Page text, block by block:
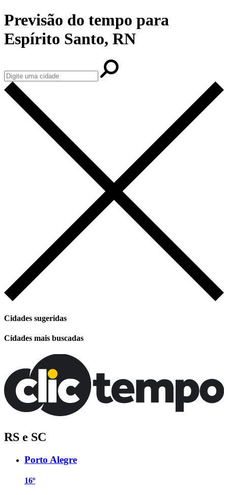
Previsão do tempo para
Espírito Santo, RN
Cidades sugeridas
Cidades mais buscadas
RS e SC
Porto Alegre
16º